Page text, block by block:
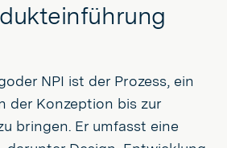
NPI ist der Prozess, ein
der Konzeption bis zur
bringen. Er umfasst eine